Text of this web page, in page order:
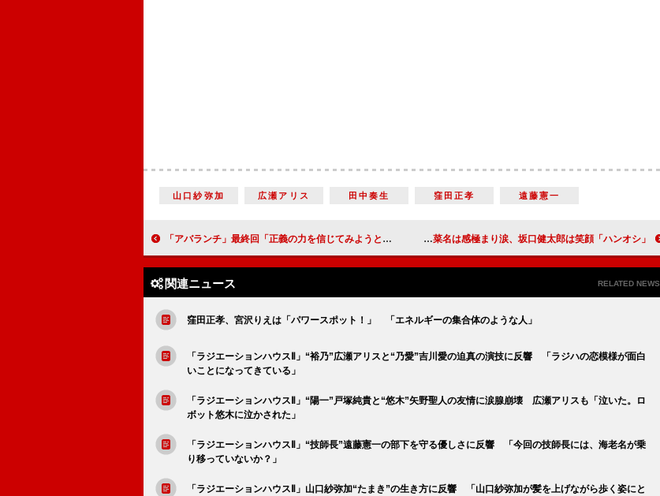
山口紗弥加 広瀬アリス 田中奏生 窪田正孝 遠藤憲一
「アバランチ」最終回「正義の力を信じてみようと思った」 “羽生”綾野剛の「鳥肌ものの演技」に絶賛の声も 「ハンオシ」感動のクランクアップ！ 清野菜名は感極まり涙、坂口健太郎は笑顔
関連ニュース RELATED NEWS
窪田正孝、宮沢りえは「パワースポット！」 「エネルギーの集合体のような人」
「ラジエーションハウスⅡ」“裕乃”広瀬アリスと“乃愛”吉川愛の迫真の演技に反響 「ラジハの恋模様が面白
いことになってきている」
「ラジエーションハウスⅡ」“陽一”戸塚純貴と“悠木”矢野聖人の友情に涙腺崩壊 広瀬アリスも「泣いた。ロ
ボット悠木に泣かされた」
「ラジエーションハウスⅡ」“技師長”遠藤憲一の部下を守る優しさに反響 「今回の技師長には、海老名が乗
り移っていないか？」
「ラジエーションハウスⅡ」山口紗弥加“たまき”の生き方に反響 「山口紗弥加が髪を上げながら歩く姿にと